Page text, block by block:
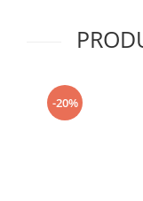
-20%